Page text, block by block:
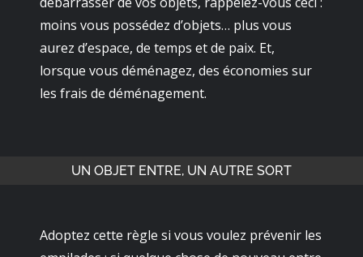
moins vous possédez d’objets… plus vous
aurez d’espace, de temps et de paix. Et,
lorsque vous déménagez, des économies sur
les frais de déménagement.
UN OBJET ENTRE, UN AUTRE SORT
Adoptez cette règle si vous voulez prévenir les